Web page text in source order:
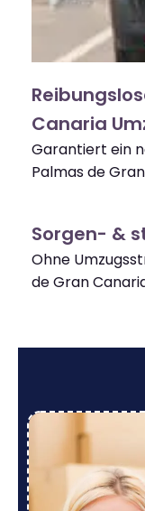
Canaria
Garantiert ein
Palmas de
Sorgen- &
Ohne
de Gran